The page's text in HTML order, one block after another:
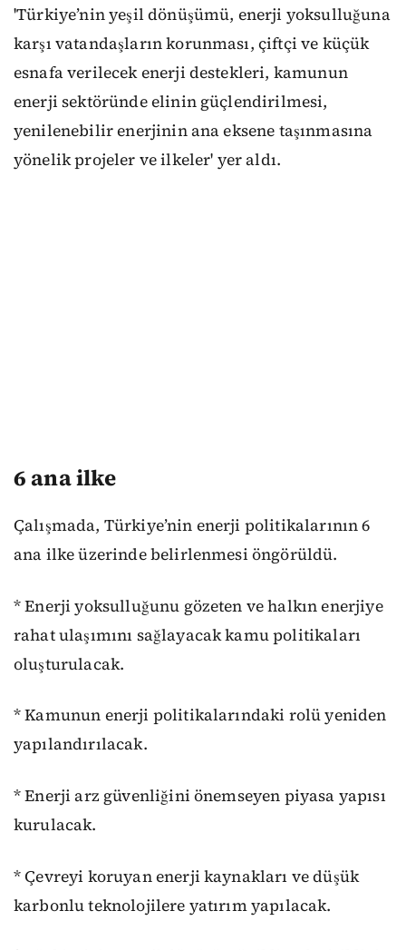
'Türkiye’nin yeşil dönüşümü, enerji yoksulluğuna
karşı vatandaşların korunması, çiftçi ve küçük
esnafa verilecek enerji destekleri, kamunun
enerji sektöründe elinin güçlendirilmesi,
yenilenebilir enerjinin ana eksene taşınmasına
yönelik projeler ve ilkeler' yer aldı.
6 ana ilke
Çalışmada, Türkiye’nin enerji politikalarının 6
ana ilke üzerinde belirlenmesi öngörüldü.
* Enerji yoksulluğunu gözeten ve halkın enerjiye
rahat ulaşımını sağlayacak kamu politikaları
oluşturulacak.
* Kamunun enerji politikalarındaki rolü yeniden
yapılandırılacak.
* Enerji arz güvenliğini önemseyen piyasa yapısı
kurulacak.
* Çevreyi koruyan enerji kaynakları ve düşük
karbonlu teknolojilere yatırım yapılacak.